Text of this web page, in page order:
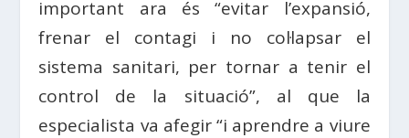
important ara és “evitar l’expansió,
frenar el contagi i no col·lapsar el
sistema sanitari, per tornar a tenir el
control de la situació”, al que la
especialista va afegir “i aprendre a viure